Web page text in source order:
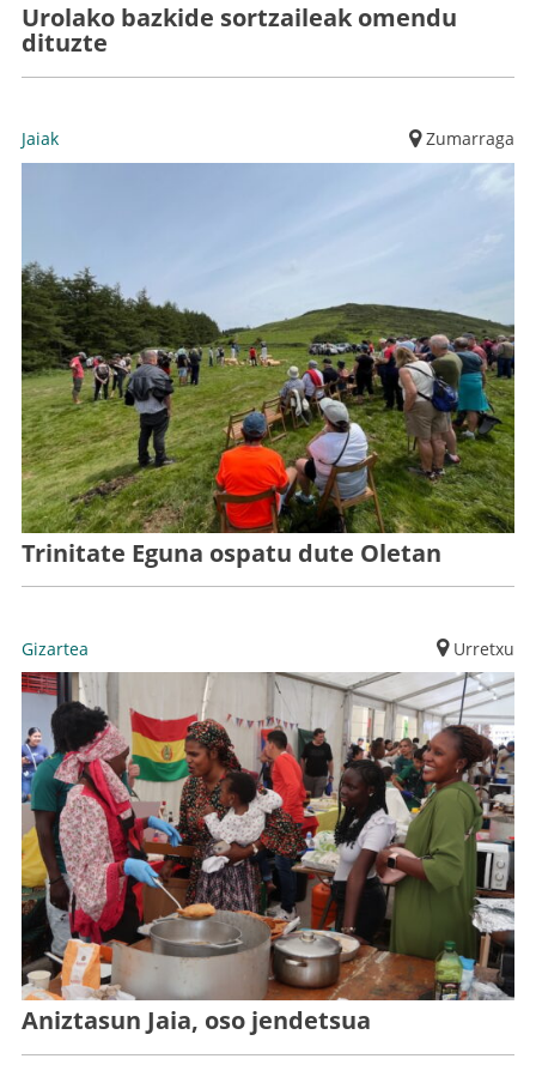
Urolako bazkide sortzaileak omendu
dituzte
Jaiak Zumarraga
Trinitate Eguna ospatu dute Oletan
Gizartea Urretxu
Aniztasun Jaia, oso jendetsua